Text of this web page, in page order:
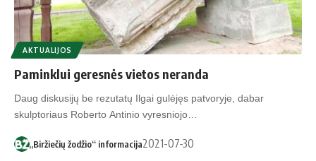
AKTUALIJOS
Paminklui geresnės vietos neranda
Daug diskusijų be rezutatų Ilgai gulėjęs patvoryje, dabar
skulptoriaus Roberto Antinio vyresniojo…
„Biržiečių žodžio“ informacija2021-07-30